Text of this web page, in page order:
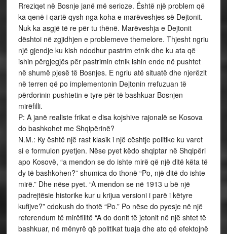
Rreziqet në Bosnje janë më serioze. Është një problem që
ka qenë i qartë qysh nga koha e marëveshjes së Dejtonit.
Nuk ka asgjë të re për tu thënë. Marëveshja e Dejtonit
dështoi në zgjidhjen e problemeve themelore. Thjesht ngriu
një gjendje ku kish ndodhur pastrim etnik dhe ku ata që
ishin përgjegjës për pastrimin etnik ishin ende në pushtet
në shumë pjesë të Bosnjes. E ngriu atë situatë dhe njerëzit
në terren që po implementonin Dejtonin rrefuzuan të
përdorinin pushtetin e tyre për të bashkuar Bosnjen
mirëfilli.
P: A janë realiste frikat e disa kojshive rajonalë se Kosova
do bashkohet me Shqipërinë?
N.M.: Ky është një rast klasik i një cështje politike ku varet
si e formulon pyetjen. Nëse pyet këdo shqiptar në Shqipëri
apo Kosovë, “a mendon se do ishte mirë që një ditë këta të
dy të bashkohen?” shumica do thonë “Po, një ditë do ishte
mirë.” Dhe nëse pyet. “A mendon se në 1913 u bë një
padrejtësie historike kur u krijua versioni i parë i këtyre
kufijve?” cdokush do thotë “Po.” Po nëse do pyesje në një
referendum të mirëfilltë “A do donit të jetonit në një shtet të
bashkuar, në mënyrë që politikat tuaja dhe ato që efektojnë